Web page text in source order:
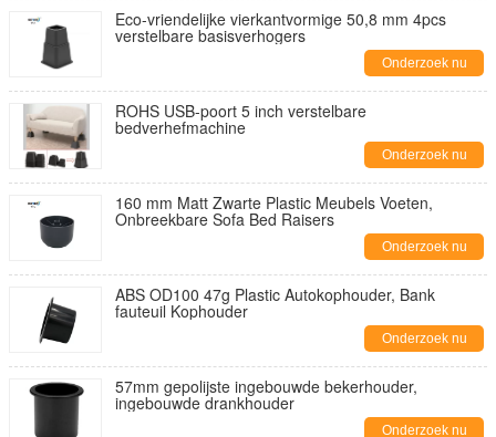
Eco-vriendelijke vierkantvormige 50,8 mm 4pcs
verstelbare basisverhogers
Onderzoek nu
ROHS USB-poort 5 inch verstelbare
bedverhefmachine
Onderzoek nu
160 mm Matt Zwarte Plastic Meubels Voeten,
Onbreekbare Sofa Bed Raisers
Onderzoek nu
ABS OD100 47g Plastic Autokophouder, Bank
fauteuil Kophouder
Onderzoek nu
57mm gepolijste ingebouwde bekerhouder,
ingebouwde drankhouder
Onderzoek nu